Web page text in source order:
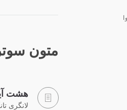
متون
هشت
لانگری